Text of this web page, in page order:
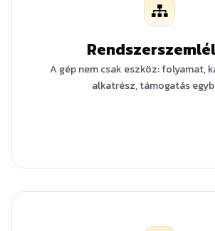
A gép nem csak eszköz: folyamat,
alkatrész, támogatás